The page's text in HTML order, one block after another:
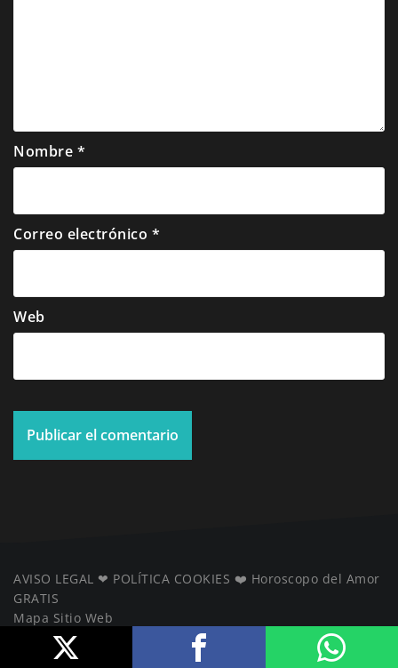
Nombre *
Correo electrónico *
Web
AVISO LEGAL ❤ ️ POLÍTICA COOKIES ❤️ Horoscopo del Amor
GRATIS
Mapa Sitio Web